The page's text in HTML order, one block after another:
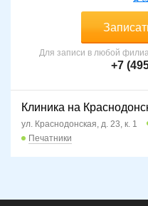
Для записи в любой
+7
Клиника на
ул. Краснодонская, д. 23, к. 1
Печатники